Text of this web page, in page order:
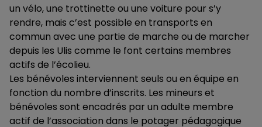
un vélo, une trottinette ou une voiture pour s’y
rendre, mais c’est possible en transports en
commun avec une partie de marche ou de marcher
depuis les Ulis comme le font certains membres
actifs de l’écolieu.
Les bénévoles interviennent seuls ou en équipe en
fonction du nombre d’inscrits. Les mineurs et
bénévoles sont encadrés par un adulte membre
actif de l’association dans le potager pédagogique